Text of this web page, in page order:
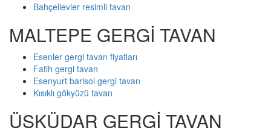
Bahçelievler resimli tavan
MALTEPE GERGİ TAVAN
Esenler gergi tavan fiyatları
Fatih gergi tavan
Esenyurt barisol gergi tavan
Kısıklı gökyüzü tavan
ÜSKÜDAR GERGİ TAVAN